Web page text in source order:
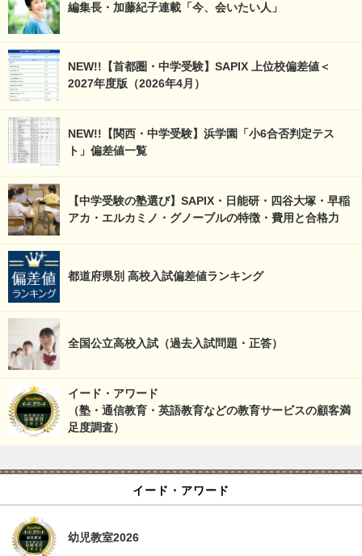
編集長・加藤紀子連載「今、会いたい人」
NEW!!【首都圏・中学受験】SAPIX 上位校偏差値＜
2027年度版（2026年4月）
NEW!!【関西・中学受験】浜学園「小6合否判定テス
ト」偏差値一覧
【中学受験の塾選び】SAPIX・日能研・四谷大塚・早稲
アカ・エルカミノ・グノーブルの特徴・費用と合格力
都道府県別 高校入試偏差値ランキング
全国公立高校入試（過去入試問題・正答）
イード・アワード
（塾・通信教育・英語教育などの教育サービスの顧客満
足度調査）
イード・アワード
幼児教室2026